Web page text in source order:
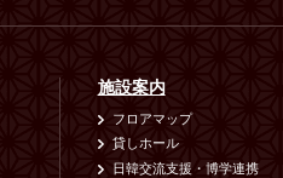
施設案内
フロアマップ
貸しホール
日韓交流支援・博学連携